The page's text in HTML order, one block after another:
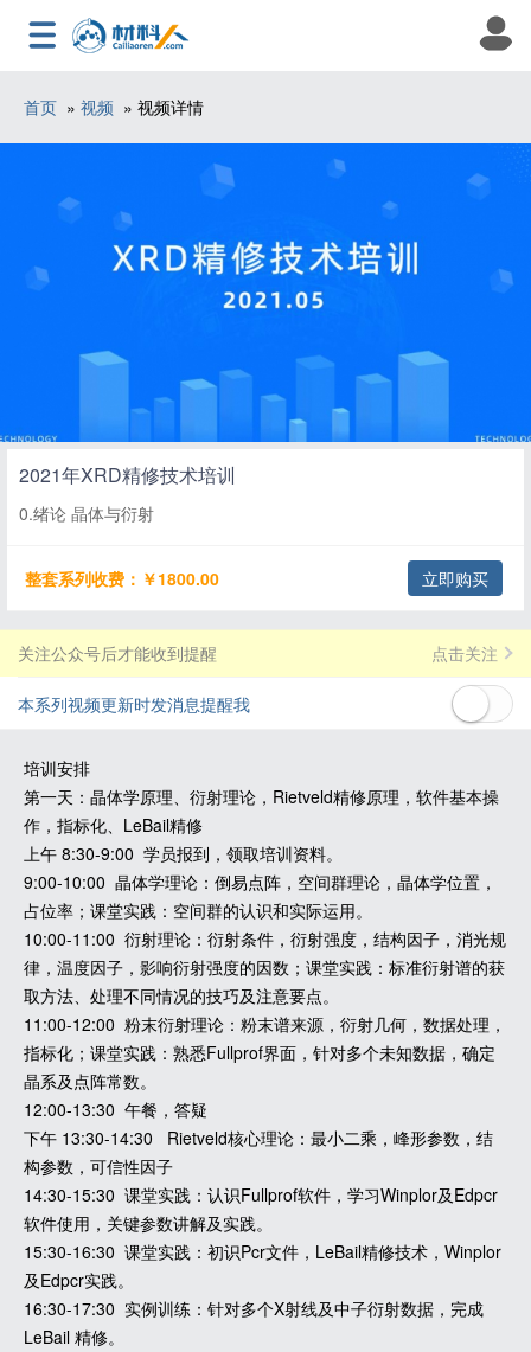
首页 » 视频 » 视频详情
2021年XRD精修技术培训
0.绪论 晶体与衍射
整套系列收费：￥1800.00 立即购买
关注公众号后才能收到提醒 点击关注
本系列视频更新时发消息提醒我
培训安排
第一天：晶体学原理、衍射理论，Rietveld精修原理，软件基本操
作，指标化、LeBail精修
上午 8:30-9:00 学员报到，领取培训资料。
9:00-10:00 晶体学理论：倒易点阵，空间群理论，晶体学位置，
占位率；课堂实践：空间群的认识和实际运用。
10:00-11:00 衍射理论：衍射条件，衍射强度，结构因子，消光规
律，温度因子，影响衍射强度的因数；课堂实践：标准衍射谱的获
取方法、处理不同情况的技巧及注意要点。
11:00-12:00 粉末衍射理论：粉末谱来源，衍射几何，数据处理，
指标化；课堂实践：熟悉Fullprof界面，针对多个未知数据，确定
晶系及点阵常数。
12:00-13:30 午餐，答疑
下午 13:30-14:30 Rietveld核心理论：最小二乘，峰形参数，结
构参数，可信性因子
14:30-15:30 课堂实践：认识Fullprof软件，学习Winplor及Edpcr
软件使用，关键参数讲解及实践。
15:30-16:30 课堂实践：初识Pcr文件，LeBail精修技术，Winplor
及Edpcr实践。
16:30-17:30 实例训练：针对多个X射线及中子衍射数据，完成
LeBail 精修。